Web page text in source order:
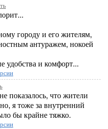
городу и его жителям,
антуражем, нокоей
удобства и комфорт...
показалось, что жители
я тоже за внутренний
бы крайне тяжко.